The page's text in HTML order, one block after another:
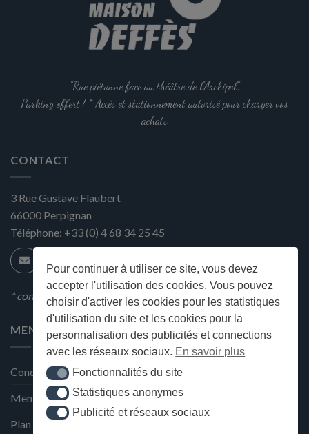
Pour continuer à utiliser ce site, vous devez
accepter l'utilisation des cookies. Vous pouvez
choisir d'activer les cookies pour les statistiques
d'utilisation du site et les cookies pour la
personnalisation des publicités et connections
avec les réseaux sociaux. En savoir plus
Fonctionnalités du site
Fonctionnalités du site
Statistiques anonymes
Statistiques anonymes
Publicité et réseaux sociaux
Publicité et réseaux sociaux
options
peuvent
être
choisies
la
page
du
la
du
"Rue piétonne face au théâtre de l'Archipel".
Parking offert ! * Accès et stationnement autorisé pour charger vos
achats
CONTACT
3 Rue Gustave Flaubert
66000 Perpignan
Téléphone: +33 (0) 4 68 34 25 45
* condition en magasin
MENU
Conditions générales de ventes
Mentions Légales et Politique de confidentialité
Plan du site